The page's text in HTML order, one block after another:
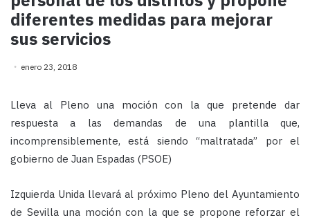
diferentes medidas para mejorar
sus servicios
enero 23, 2018
Lleva al Pleno una moción con la que pretende dar
respuesta a las demandas de una plantilla que,
incomprensiblemente, está siendo “maltratada” por el
gobierno de Juan Espadas (PSOE)
Izquierda Unida llevará al próximo Pleno del Ayuntamiento
de Sevilla una moción con la que se propone reforzar el